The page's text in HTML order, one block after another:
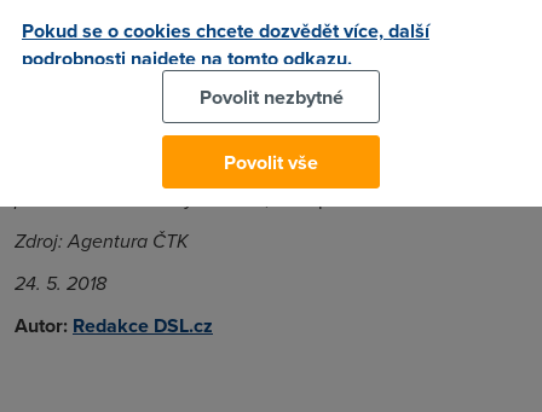
a kapacitu poskytovatele,agregaci na jedné přípojce
jakou rychlost přípojky si uživatel u platí.
Dvořák ale zároveň podotkl, že o neomezené datové tarify v
Česku zájem není:"Když si někdo pořídí náš tarif se sedmi
GB dat a k tomu si koupí balíček se všemi Passy, tak má v
podstatě neomezený internet,“řekl pro ČTK.
Zdroj: Agentura ČTK
24. 5. 2018
Autor: Redakce DSL.cz
Pokud se o cookies chcete dozvědět více, další
podrobnosti najdete na tomto odkazu.
Povolit nezbytné
Povolit vše